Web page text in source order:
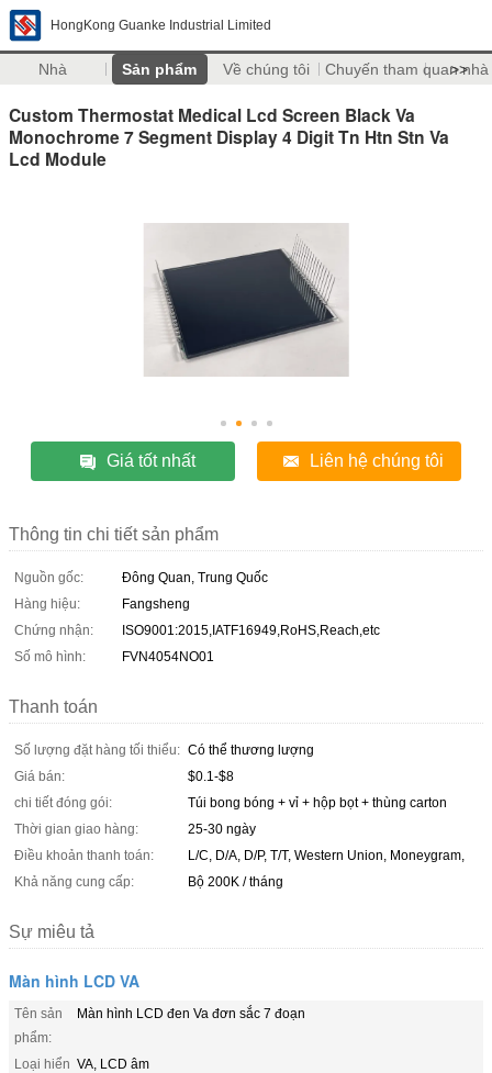
HongKong Guanke Industrial Limited
Nhà Sản phẩm Về chúng tôi Chuyến tham quan nhà
>>
Custom Thermostat Medical Lcd Screen Black Va
Monochrome 7 Segment Display 4 Digit Tn Htn Stn Va
Lcd Module
Giá tốt nhất Liên hệ chúng tôi
Thông tin chi tiết sản phẩm
Nguồn gốc:
Đông Quan, Trung Quốc
Hàng hiệu:
Fangsheng
Chứng nhận:
ISO9001:2015,IATF16949,RoHS,Reach,etc
Số mô hình:
FVN4054NO01
Thanh toán
Số lượng đặt hàng tối thiểu: Có thể thương lượng
Giá bán:
$0.1-$8
chi tiết đóng gói:
Túi bong bóng + vỉ + hộp bọt + thùng carton
Thời gian giao hàng:
25-30 ngày
Điều khoản thanh toán:
L/C, D/A, D/P, T/T, Western Union, Moneygram,
Khả năng cung cấp:
Bộ 200K / tháng
Sự miêu tả
Màn hình LCD VA
Tên sản
phẩm:
Màn hình LCD đen Va đơn sắc 7 đoạn
Loại hiển VA, LCD âm